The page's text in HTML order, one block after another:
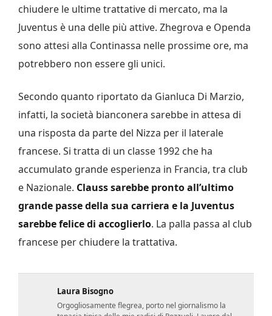
chiudere le ultime trattative di mercato, ma la
Juventus è una delle più attive. Zhegrova e Openda
sono attesi alla Continassa nelle prossime ore, ma
potrebbero non essere gli unici.
Secondo quanto riportato da Gianluca Di Marzio,
infatti, la società bianconera sarebbe in attesa di
una risposta da parte del Nizza per il laterale
francese. Si tratta di un classe 1992 che ha
accumulato grande esperienza in Francia, tra club
e Nazionale. Clauss sarebbe pronto all’ultimo
grande passe della sua carriera e la Juventus
sarebbe felice di accoglierlo. La palla passa al club
francese per chiudere la trattativa.
Laura Bisogno
Orgogliosamente flegrea, porto nel giornalismo la